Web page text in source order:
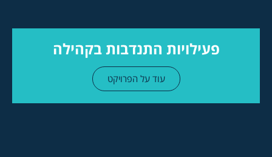
פעילויות התנדבות בקהילה
עוד על הפרויקט